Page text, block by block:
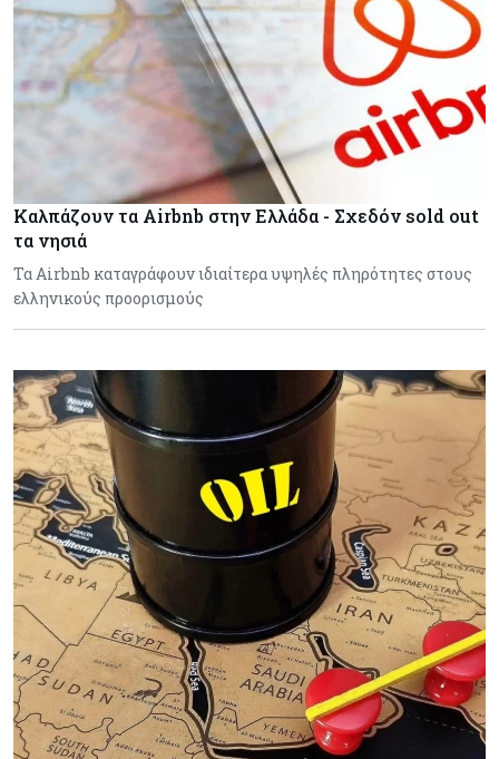
Καλπάζουν τα Airbnb στην Ελλάδα - Σχεδόν sold out
τα νησιά
Τα Airbnb καταγράφουν ιδιαίτερα υψηλές πληρότητες στους
ελληνικούς προορισμούς